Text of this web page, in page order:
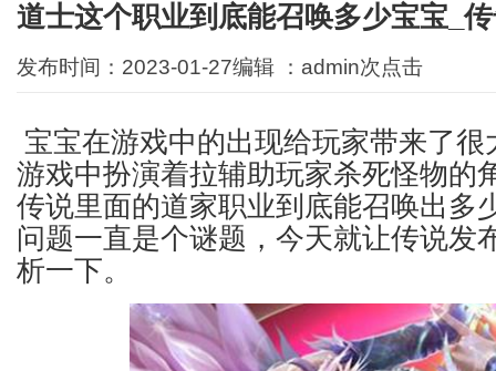
道士这个职业到底能召唤多少宝宝_
发布时间：2023-01-27编辑 ：admin次点击
宝宝在游戏中的出现给玩家带来了
游戏中扮演着拉辅助玩家杀死怪物的
传说里面的道家职业到底能召唤出多
问题一直是个谜题，今天就让传说发
析一下。